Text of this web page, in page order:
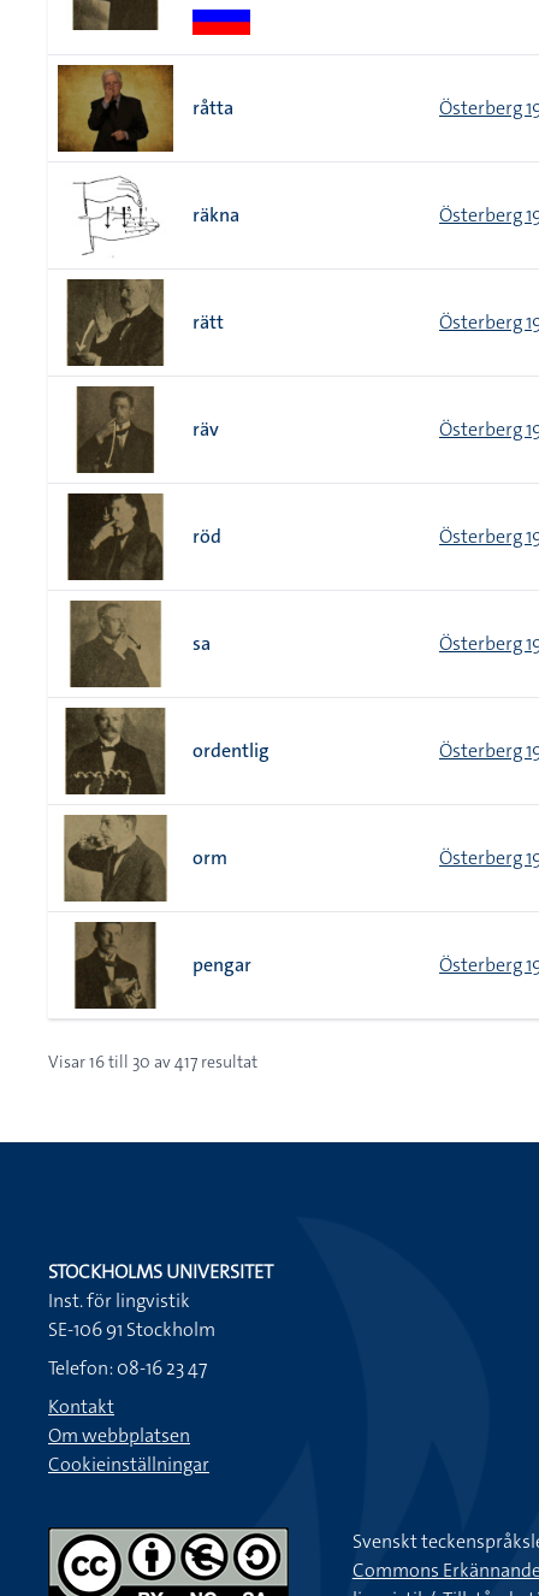
råtta Österberg
räkna Österberg
rätt Österberg
räv Österberg
röd Österberg
sa Österberg
ordentlig Österberg
orm Österberg
pengar Österberg
Visar16till 30 av417 resultat
STOCKHOLMS UNIVERSITET
Inst. för lingvistik
SE-106 91 Stockholm
Telefon: 08-16 23 47
Kontakt
Om webbplatsen
Cookieinställningar
Svenskt
Commons